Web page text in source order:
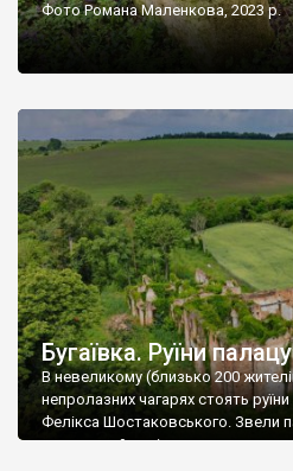
Фото Романа Маленкова, 2023 р.
Бугаївка. Руїни
В невеликому (близько 200
непролазних чагарях стоять
Фелікса Шостаковського. Звели
радянський період у ньому